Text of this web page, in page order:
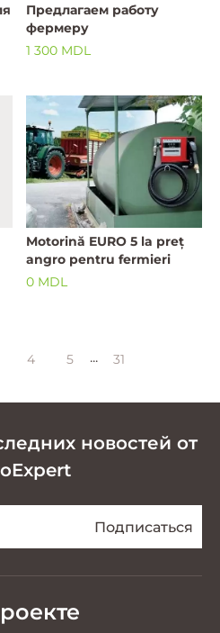
Предлагаем работу
фермеру
1 300 MDL
Motorină EURO 5 la preț
angro pentru fermieri
0 MDL
4 5 ... 31
новостей от